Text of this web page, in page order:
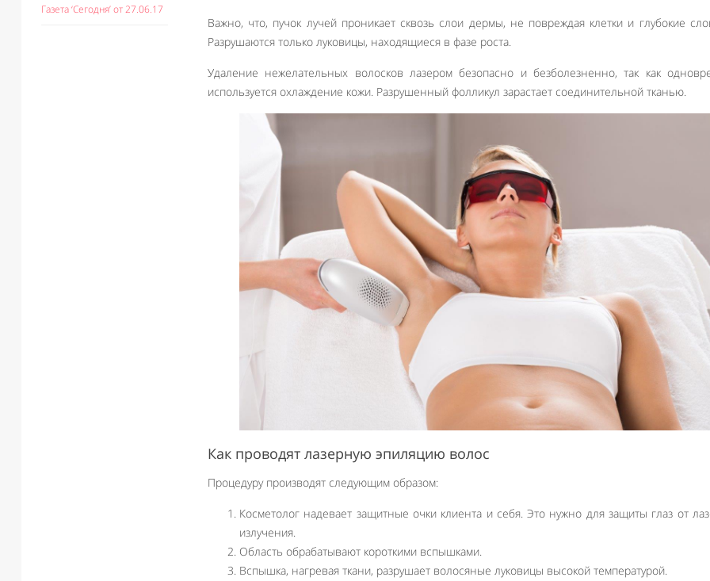
Газета ‘Сегодня’ от 27.06.17
Важно, что, пучок лучей проникает сквозь слои дермы, не повреждая клетки и глубокие
Разрушаются только луковицы, находящиеся в фазе роста.
Удаление нежелательных волосков лазером безопасно и безболезненно, так как
используется охлаждение кожи. Разрушенный фолликул зарастает соединительной тканью.
Как проводят лазерную эпиляцию волос
Процедуру производят следующим образом:
Косметолог надевает защитные очки клиента и себя. Это нужно для защиты глаз от
излучения.
Область обрабатывают короткими вспышками.
Вспышка, нагревая ткани, разрушает волосяные луковицы высокой температурой.